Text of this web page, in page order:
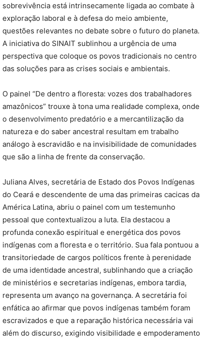
sobrevivência está intrinsecamente ligada ao combate à
exploração laboral e à defesa do meio ambiente,
questões relevantes no debate sobre o futuro do planeta.
A iniciativa do SINAIT sublinhou a urgência de uma
perspectiva que coloque os povos tradicionais no centro
das soluções para as crises sociais e ambientais.
O painel “De dentro a floresta: vozes dos trabalhadores
amazônicos” trouxe à tona uma realidade complexa, onde
o desenvolvimento predatório e a mercantilização da
natureza e do saber ancestral resultam em trabalho
análogo à escravidão e na invisibilidade de comunidades
que são a linha de frente da conservação.
Juliana Alves, secretária de Estado dos Povos Indígenas
do Ceará e descendente de uma das primeiras cacicas da
América Latina, abriu o painel com um testemunho
pessoal que contextualizou a luta. Ela destacou a
profunda conexão espiritual e energética dos povos
indígenas com a floresta e o território. Sua fala pontuou a
transitoriedade de cargos políticos frente à perenidade
de uma identidade ancestral, sublinhando que a criação
de ministérios e secretarias indígenas, embora tardia,
representa um avanço na governança. A secretária foi
enfática ao afirmar que povos indígenas também foram
escravizados e que a reparação histórica necessária vai
além do discurso, exigindo visibilidade e empoderamento